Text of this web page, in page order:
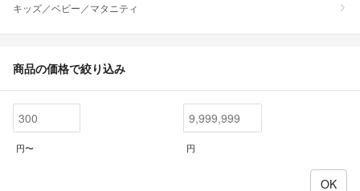
キッズ／ベビー／マタニティ
商品の価格で絞り込み
円〜 円